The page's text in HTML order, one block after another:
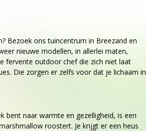
Bezoek ons tuincentrum in Breezand en
nieuwe modellen, in allerlei maten,
fervente outdoor chef die zich niet laat
Die zorgen er zelfs voor dat je lichaam in
bent naar warmte en gezelligheid, is een
roostert. Je krijgt er een heus